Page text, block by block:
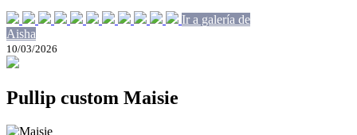
Ir a galería de
Aisha
10/03/2026
Pullip custom Maisie